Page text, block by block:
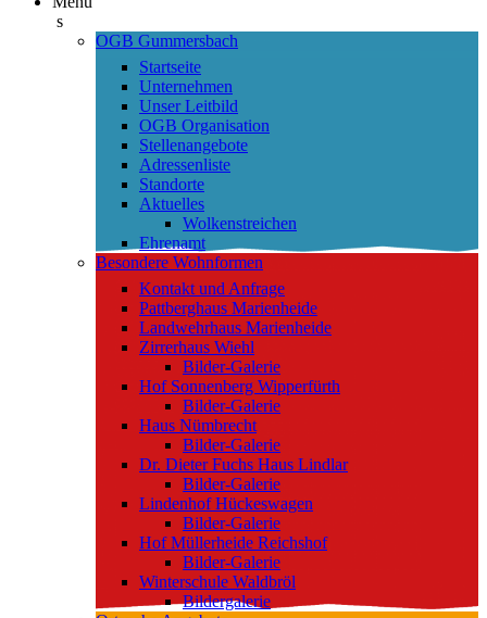
s
OGB Gummersbach
Startseite
Unternehmen
Unser Leitbild
OGB Organisation
Stellenangebote
Adressenliste
Standorte
Aktuelles
Wolkenstreichen
Ehrenamt
Besondere Wohnformen
Kontakt und Anfrage
Pattberghaus Marienheide
Landwehrhaus Marienheide
Zirrerhaus Wiehl
Bilder-Galerie
Hof Sonnenberg Wipperfürth
Bilder-Galerie
Haus Nümbrecht
Bilder-Galerie
Dr. Dieter Fuchs Haus Lindlar
Bilder-Galerie
Lindenhof Hückeswagen
Bilder-Galerie
Hof Müllerheide Reichshof
Bilder-Galerie
Winterschule Waldbröl
Bildergalerie